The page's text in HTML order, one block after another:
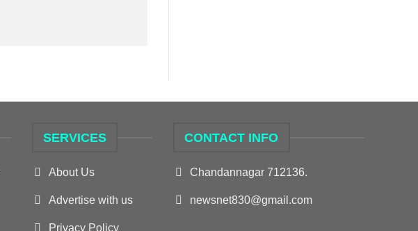
SERVICES
About Us
Advertise with us
Privacy Policy
CONTACT INFO
Chandannagar 712136.
newsnet830@gmail.com